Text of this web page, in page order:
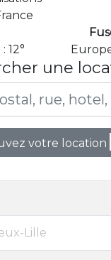
12°
une
votre location
Lille